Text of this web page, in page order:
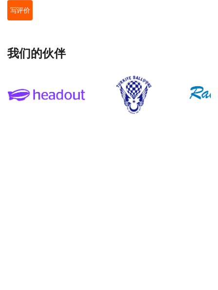
写评价
我们的伙伴